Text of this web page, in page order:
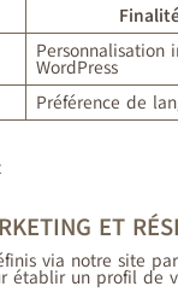
Personnalisation
WordPress
Préférence de
ET
via notre site
établir un profil de